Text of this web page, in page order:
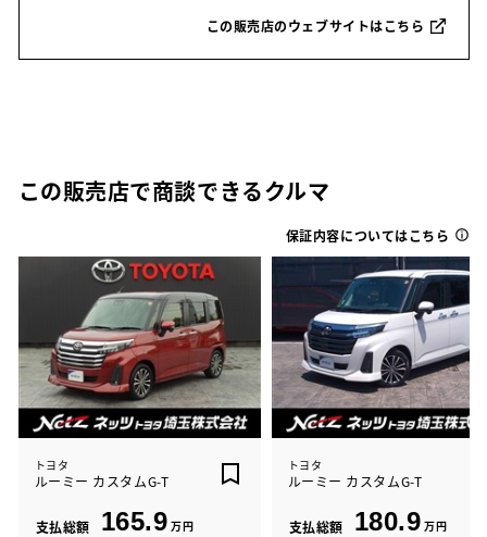
この販売店のウェブサイトはこちら
この販売店で商談できるクルマ
保証内容についてはこちら
トヨタ
ルーミー カスタムG-T
支払総額 165.9 万円
トヨタ
ルーミー カスタムG-T
支払総額 180.9 万円